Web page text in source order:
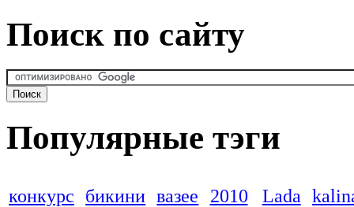
Поиск по сайту
Популярные тэги
конкурс бикини вазее 2010 Lada